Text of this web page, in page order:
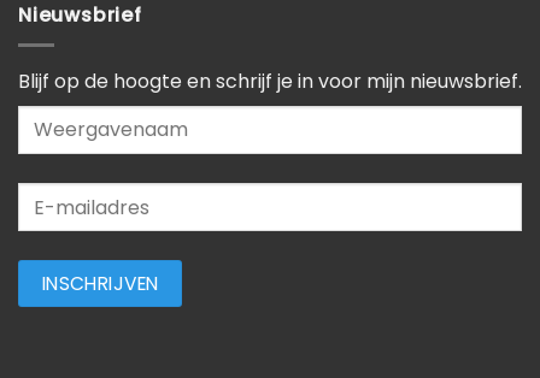
Nieuwsbrief
Blijf op de hoogte en schrijf je in voor mijn nieuwsbrief.